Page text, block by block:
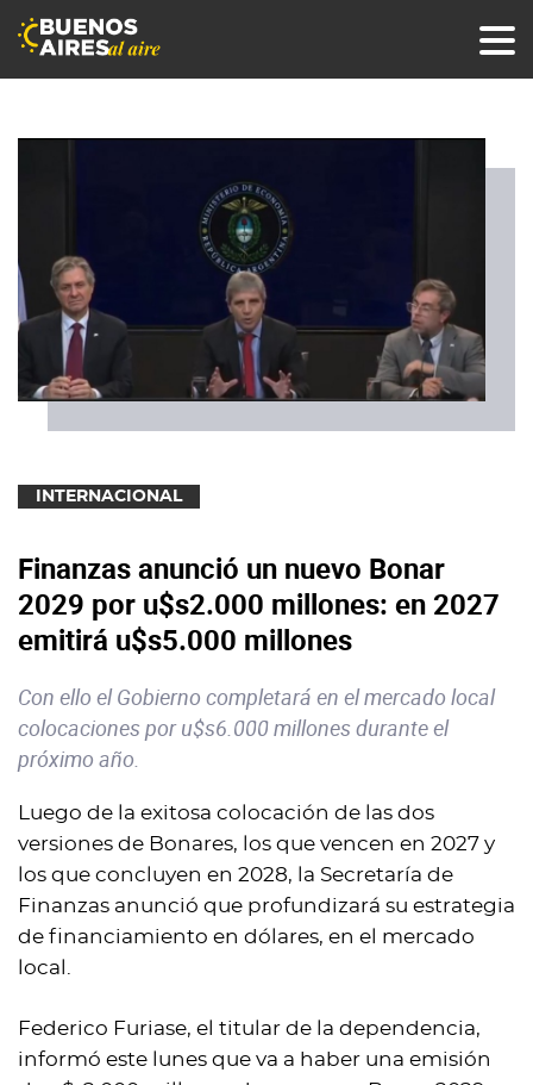
INTERNACIONAL
Finanzas anunció un nuevo Bonar
2029 por u$s2.000 millones: en 2027
emitirá u$s5.000 millones
Con ello el Gobierno completará en el mercado local
colocaciones por u$s6.000 millones durante el
próximo año.
Luego de la exitosa colocación de las dos
versiones de Bonares, los que vencen en 2027 y
los que concluyen en 2028, la Secretaría de
Finanzas anunció que profundizará su estrategia
de financiamiento en dólares, en el mercado
local.
Federico Furiase, el titular de la dependencia,
informó este lunes que va a haber una emisión